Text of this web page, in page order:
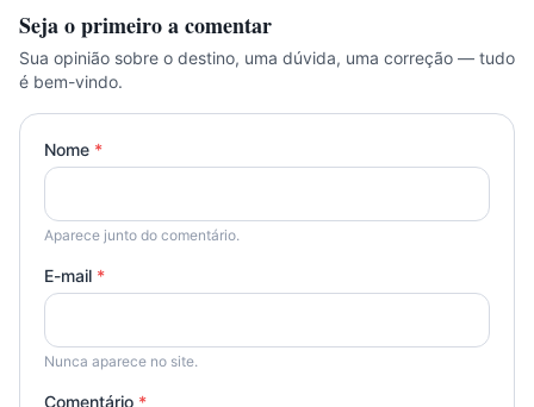
Seja o primeiro a comentar
Sua opinião sobre o destino, uma dúvida, uma correção — tudo
é bem-vindo.
Nome *
Aparece junto do comentário.
E-mail *
Nunca aparece no site.
Comentário *